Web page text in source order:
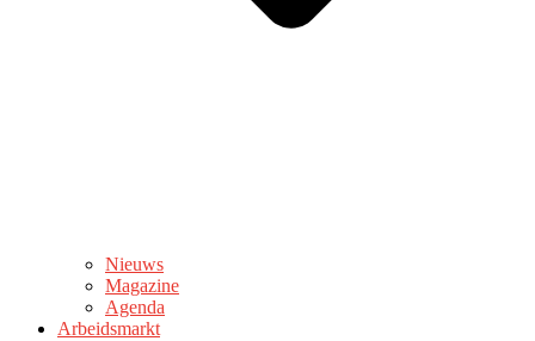
Nieuws
Magazine
Agenda
Arbeidsmarkt